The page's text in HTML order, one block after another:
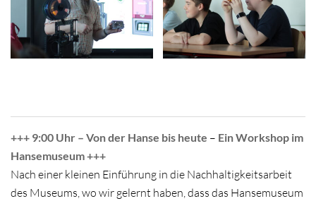
+++ 9:00 Uhr – Von der Hanse bis heute – Ein Workshop im
Hansemuseum +++
Nach einer kleinen Einführung in die Nachhaltigkeitsarbeit
des Museums, wo wir gelernt haben, dass das Hansemuseum